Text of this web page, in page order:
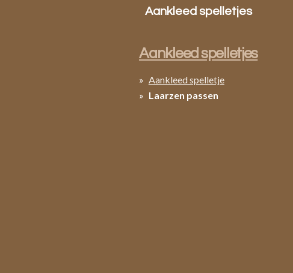
Aankleed spelletjes
Aankleed spelletjes
Aankleed spelletje
Laarzen passen